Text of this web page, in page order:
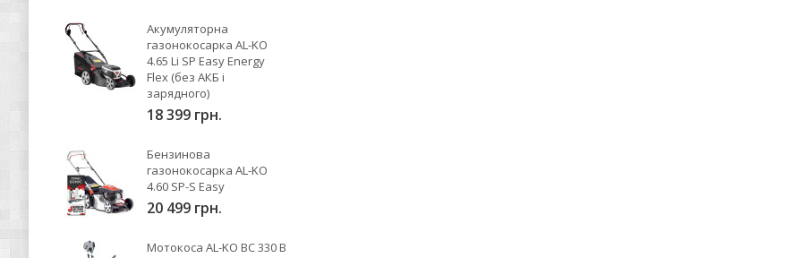
Акумуляторна
газонокосарка AL-KO
4.65 Li SP Easy Energy
Flex (без АКБ і
зарядного)
18 399 грн.
Бензинова
газонокосарка AL-KO
4.60 SP-S Easy
20 499 грн.
Мотокоса AL-KO BC 330 B